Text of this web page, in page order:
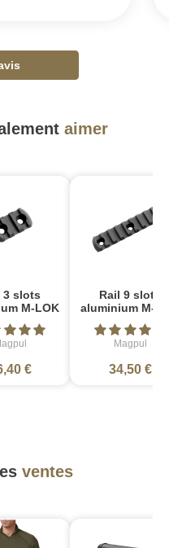
aimer
3 slots
M-LOK
€
Rail 9 slots
aluminium M-
Magpul
34,50 €
ventes